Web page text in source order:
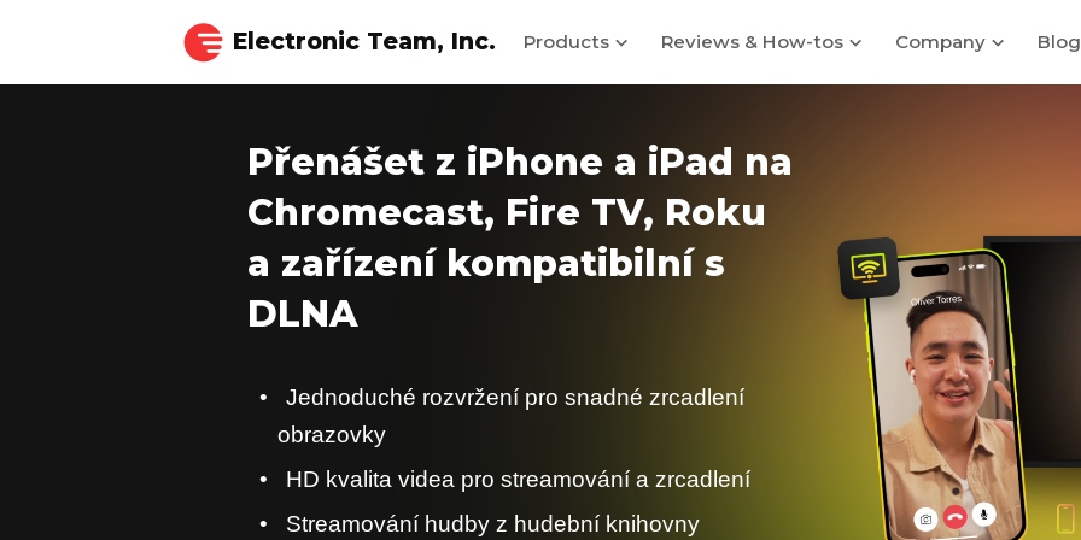
Electronic Team, Inc. Products Reviews & How-tos Company Blog
Přenášet z iPhone a iPad na
Chromecast, Fire TV, Roku
a zařízení kompatibilní s
DLNA
Jednoduché rozvržení pro snadné zrcadlení
obrazovky
HD kvalita videa pro streamování a zrcadlení
Streamování hudby z hudební knihovny